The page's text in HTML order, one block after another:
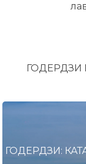
ГОДЕРДЗИ: